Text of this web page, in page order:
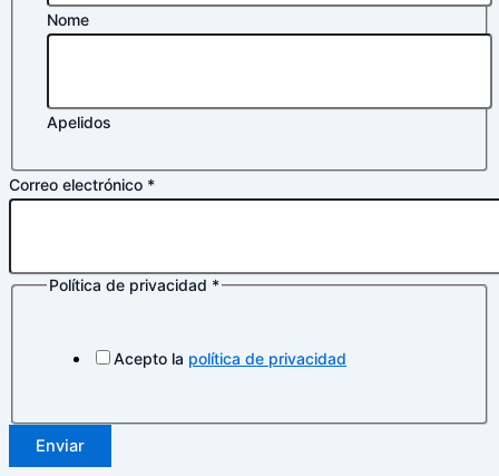
Nome
Apelidos
Correo electrónico *
privacidadPolítica de privacidad *
Acepto la política de privacidad
Enviar